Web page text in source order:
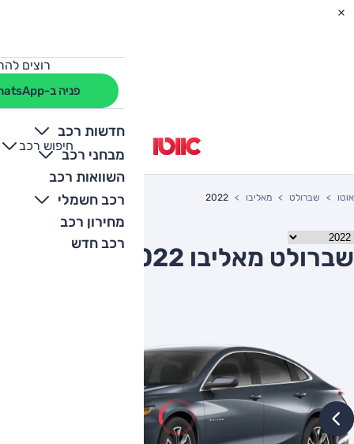
רוצים
פניה ב-WhatsApp
חדשות רכב
מבחני רכב
השוואות רכב
רכב חשמלי
מחירון רכב
רכב חדש
חיפוש רכב
+
-
אוטו שברולט מאליבו 2022
שברולט מאליבו 2022 יד שניה